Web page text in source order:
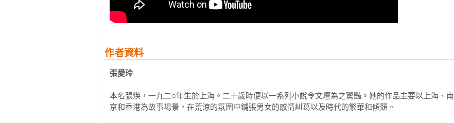
結交──自己闖了去呢，又怕被欺負，花錢超過預算之外。
下掉，掉到那方形的水門汀建築的房頂下，再往下掉，往下掉！房頂上彷彿雪白地蝕去了一塊。振保
地，彈出耶誕節讚美詩的調子，彈了一支又一支。耶誕夜的耶誕詩自有它的歡愉的氣氛，可是在這暑
天的下午，在靜靜晒滿了太陽的長街上，太不是時候了，就像是亂夢顛倒，無聊得可笑。振保不知道
為什麼，竟不能忍耐這一曲指頭彈出的琴聲。
作者資料
張愛玲
本名張煐，一九二○年生於上海。二十歲時便以一系列小說令文壇為之驚豔。她的作品主要以上海、南
京和香港為故事場景，在荒涼的氛圍中鋪張男女的感情糾葛以及時代的繁華和傾頹。